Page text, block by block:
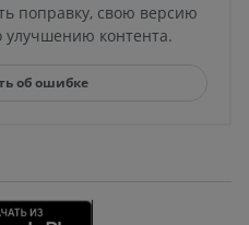
поправку, свою версию
контента.
об ошибке